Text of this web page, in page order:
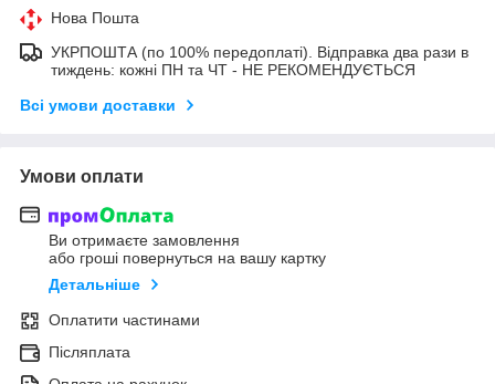
Нова Пошта
УКРПОШТА (по 100% передоплаті). Відправка два рази в
тиждень: кожні ПН та ЧТ - НЕ РЕКОМЕНДУЄТЬСЯ
Всі умови доставки
Умови оплати
Ви отримаєте замовлення
або гроші повернуться на вашу картку
Детальніше
Оплатити частинами
Післяплата